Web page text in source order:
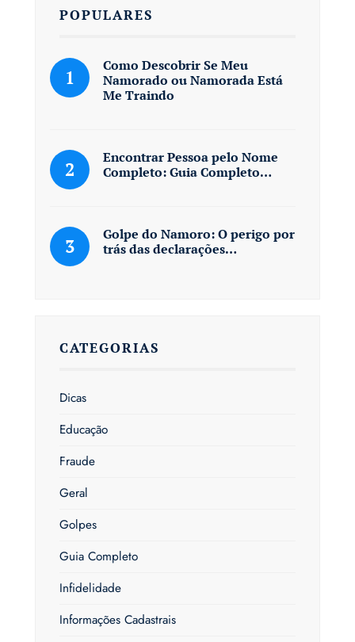
POPULARES
Como Descobrir Se Meu
Namorado ou Namorada Está
Me Traindo
Encontrar Pessoa pelo Nome
Completo: Guia Completo…
Golpe do Namoro: O perigo por
trás das declarações…
CATEGORIAS
Dicas
Educação
Fraude
Geral
Golpes
Guia Completo
Infidelidade
Informações Cadastrais